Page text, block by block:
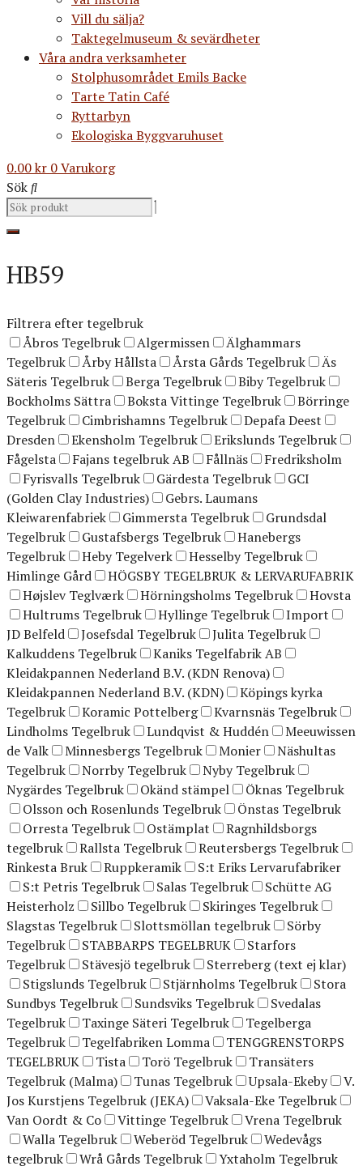
Vill du sälja?
Taktegelmuseum & sevärdheter
Våra andra verksamheter
Stolphusområdet Emils Backe
Tarte Tatin Café
Ryttarbyn
Ekologiska Byggvaruhuset
0.00kr 0Varukorg
Sök
HB59
Filtrera efter tegelbruk
Åbros Tegelbruk
Algermissen
Älghammars
Tegelbruk
Årby Hållsta Årsta Gårds Tegelbruk
Äs
Säteris Tegelbruk
Berga Tegelbruk
Biby Tegelbruk
Bockholms Sättra
Boksta Vittinge Tegelbruk
Börringe
Tegelbruk
Cimbrishamns Tegelbruk
Depafa Deest
Dresden
Ekensholm Tegelbruk
Erikslunds Tegelbruk
Fågelsta
Fajans tegelbruk AB Fållnäs
Fredriksholm
Fyrisvalls Tegelbruk
Gärdesta Tegelbruk
GCI
(Golden Clay Industries)
Gebrs. Laumans
Kleiwarenfabriek
Gimmersta Tegelbruk
Grundsdal
Tegelbruk
Gustafsbergs Tegelbruk
Hanebergs
Tegelbruk
Heby Tegelverk
Hesselby Tegelbruk
Himlinge Gård
HÖGSBY TEGELBRUK & LERVARUFABRIK
Højslev Teglværk
Hörningsholms Tegelbruk
Hovsta
Hultrums Tegelbruk
Hyllinge Tegelbruk
Import
JD Belfeld
Josefsdal Tegelbruk
Julita Tegelbruk
Kalkuddens Tegelbruk
Kaniks Tegelfabrik AB
Kleidakpannen Nederland B.V. (KDN Renova)
Kleidakpannen Nederland B.V. (KDN)
Köpings kyrka
Tegelbruk
Koramic Pottelberg
Kvarnsnäs Tegelbruk
Lindholms Tegelbruk
Lundqvist & Huddén
Meeuwissen
de Valk
Minnesbergs Tegelbruk Monier
Näshultas
Tegelbruk
Norrby Tegelbruk
Nyby Tegelbruk
Nygärdes Tegelbruk
Okänd stämpel
Öknas Tegelbruk
Olsson och Rosenlunds Tegelbruk
Önstas Tegelbruk
Orresta Tegelbruk
Ostämplat
Ragnhildsborgs
tegelbruk
Rallsta Tegelbruk
Reutersbergs Tegelbruk
Rinkesta Bruk
Ruppkeramik
S:t Eriks Lervarufabriker
S:t Petris Tegelbruk
Salas Tegelbruk
Schütte AG
Heisterholz
Sillbo Tegelbruk
Skiringes Tegelbruk
Slagstas Tegelbruk
Slottsmöllan tegelbruk
Sörby
Tegelbruk
STABBARPS TEGELBRUK
Starfors
Tegelbruk
Stävesjö tegelbruk
Sterreberg (text ej klar)
Stigslunds Tegelbruk
Stjärnholms Tegelbruk
Stora
Sundbys Tegelbruk
Sundsviks Tegelbruk
Svedalas
Tegelbruk
Taxinge Säteri Tegelbruk
Tegelberga
Tegelbruk
Tegelfabriken Lomma
TENGGRENSTORPS
TEGELBRUK
Tista Torö Tegelbruk
Transäters
Tegelbruk (Malma)
Tunas Tegelbruk Upsala-Ekeby
V.
Jos Kurstjens Tegelbruk (JEKA)
Vaksala-Eke Tegelbruk
Van Oordt & Co
Vittinge Tegelbruk
Vrena Tegelbruk
Walla Tegelbruk
Weberöd Tegelbruk
Wedevågs
tegelbruk
Wrå Gårds Tegelbruk
Yxtaholm Tegelbruk